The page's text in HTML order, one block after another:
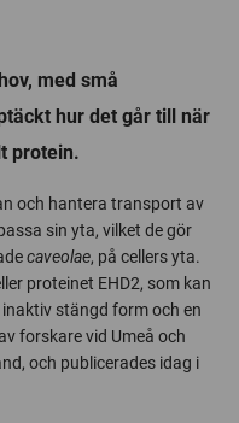
med små
hur det går till när
protein.
och hantera transport av
sin yta, vilket de gör
caveolae, på cellers yta.
proteinet EHD2, som kan
stängd form och en
forskare vid Umeå och
och publicerades idag i